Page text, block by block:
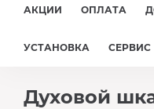
АКЦИИ ОПЛАТА
УСТАНОВКА СЕРВИС
Духовой